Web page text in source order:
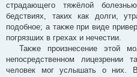
страдающего тяжёлой
бедствиях, таких как долги,
подобное; а также при виде
погрязших в грехах и нечестии.
Также произнесение этой
непосредственном
человек мог услышать о них.